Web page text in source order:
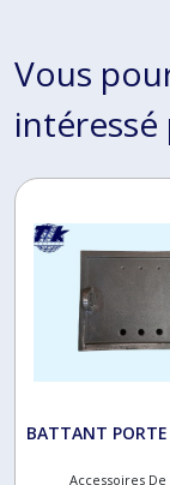
Vous
intéressé
BATTANT PORTE
Accessoires